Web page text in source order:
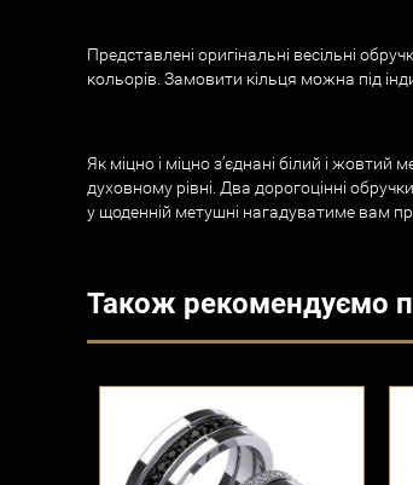
Представлені оригінальні весільні
кольорів. Замовити кільця можна під
Як міцно і міцно з’єднані білий і
духовному рівні. Два дорогоцінні
у щоденній метушні нагадуватиме вам
Також рекомендуємо